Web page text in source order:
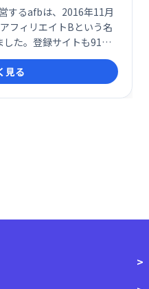
するafbは、2016年11月
フィリエイトBという名
た。登録サイトも91万
100万円を超えるパート
ております。
見る